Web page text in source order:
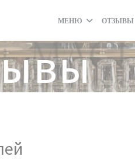
МЕНЮ ОТЗЫВЫ